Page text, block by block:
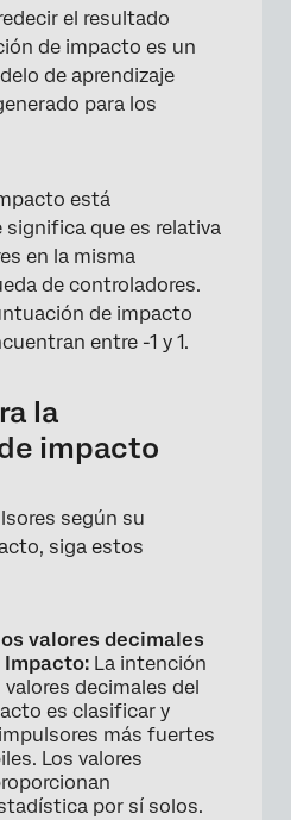
el resultado
de impacto es un
de aprendizaje
para los
está
significa que es relativa
en la misma
de controladores.
de impacto
entre -1 y 1.
la
impacto
según su
siga estos
valores decimales
Impacto: La intención
decimales del
es clasificar y
más fuertes
Los valores
por sí solos.